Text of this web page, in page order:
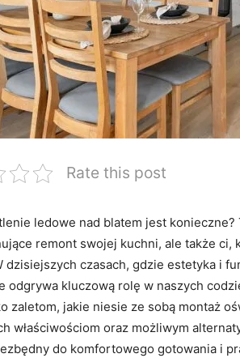
Rate this post
ledowe ‌nad blatem jest
remont swojej kuchni, ale ⁣także
dzisiejszych czasach,‍ gdzie estetyka i
odgrywa kluczową rolę​ w naszych
zaletom, jakie​ niesie ze sobą montaż
właściwościom oraz możliwym
do komfortowego gotowania i